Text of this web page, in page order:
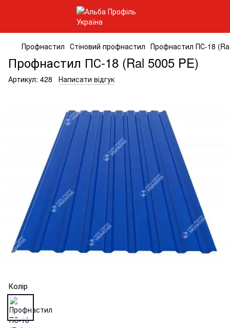
Профнастил Стіновий профнастил Профнастил ПС-18
Профнастил ПС-18 (Ral 5005 PE)
Артикул: 428 Написати відгук
Колір